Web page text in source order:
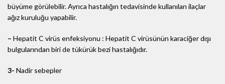
büyüme görülebilir. Ayrıca hastalığın tedavisinde kullanılan ilaçlar
ağız kuruluğu yapabilir.
– Hepatit C virüs enfeksiyonu : Hepatit C virüsünün karaciğer dışı
bulgularından biri de tükürük bezi hastalığıdır.
3- Nadir sebepler